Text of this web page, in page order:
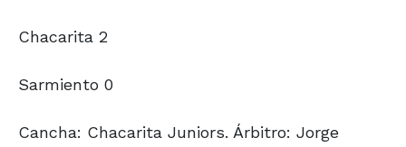
Chacarita 2
Sarmiento 0
Cancha: Chacarita Juniors. Árbitro: Jorge